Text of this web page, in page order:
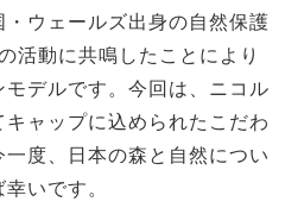
ウェールズ出身の自然保護
活動に共鳴したことにより
デルです。今回は、ニコル
ャップに込められたこだわ
度、日本の森と自然につい
いです。